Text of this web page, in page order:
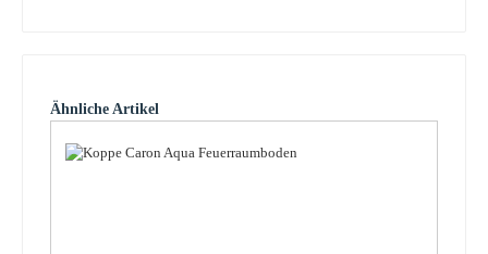
Produktgalerie überspringen
Ähnliche Artikel